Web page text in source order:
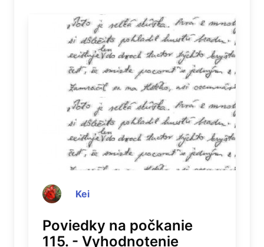
Kei
Poviedky na počkanie
115. - Vyhodnotenie